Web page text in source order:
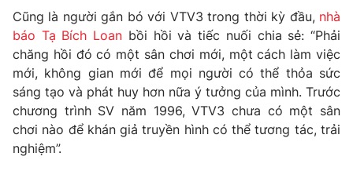
VTV4 Vươn mình bằng AI
VTV9 VTV8
Liên hệ tòa soạn English
Cũng là người gắn bó với VTV3 trong thời kỳ đầu, nhà
báo Tạ Bích Loan bồi hồi và tiếc nuối chia sẻ: “Phải
chăng hồi đó có một sân chơi mới, một cách làm việc
mới, không gian mới để mọi người có thể thỏa sức
sáng tạo và phát huy hơn nữa ý tưởng của mình. Trước
chương trình SV năm 1996, VTV3 chưa có một sân
chơi nào để khán giả truyền hình có thể tương tác, trải
nghiệm”.